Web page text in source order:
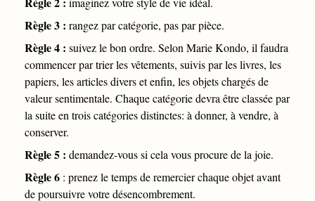
Règle 3 : rangez par catégorie, pas par pièce.
Règle 4 : suivez le bon ordre. Selon Marie Kondo, il faudra
commencer par trier les vêtements, suivis par les livres, les
papiers, les articles divers et enfin, les objets chargés de
valeur sentimentale. Chaque catégorie devra être classée par
la suite en trois catégories distinctes: à donner, à vendre, à
conserver.
Règle 5 : demandez-vous si cela vous procure de la joie.
Règle 6 : prenez le temps de remercier chaque objet avant
de poursuivre votre désencombrement.